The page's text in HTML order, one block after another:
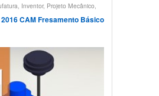
Inventor, Projeto Mecânico
CAM Fresamento Básico